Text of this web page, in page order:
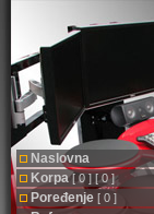
Naslovna
Korpa[ 0 ] [ 0 ]
Poređenje [ 0 ]